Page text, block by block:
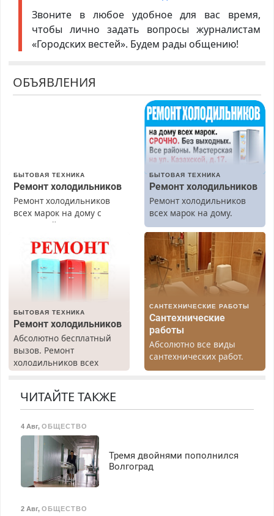
Звоните в любое удобное для вас время,
чтобы лично задать вопросы журналистам
«Городских вестей». Будем рады общению!
ОБЪЯВЛЕНИЯ
БЫТОВАЯ ТЕХНИКА
Ремонт холодильников
Ремонт холодильников
всех марок на дому с
гарантией. Замена
Недорого. Без выходных.
Все районы. Скидка.
Вызов бесплатный.
БЫТОВАЯ ТЕХНИКА
Ремонт холодильников
Ремонт холодильников
всех марок на дому.
БЫТОВАЯ ТЕХНИКА
Ремонт холодильников
Абсолютно бесплатный
вызов. Ремонт
холодильников всех
гарантией. Все р-ны.
Срочно. Без выходных.
Пенсионерам – скидки до
40%. Мастер со стажем.
САНТЕХНИЧЕСКИЕ РАБОТЫ
Сантехнические
работы
Абсолютно все виды
сантехнических работ.
Быстро. Качественно.
ЧИТАЙТЕ ТАКЖЕ
4 Авг, ОБЩЕСТВО
Тремя двойнями пополнился
Волгоград
2 Авг, ОБЩЕСТВО